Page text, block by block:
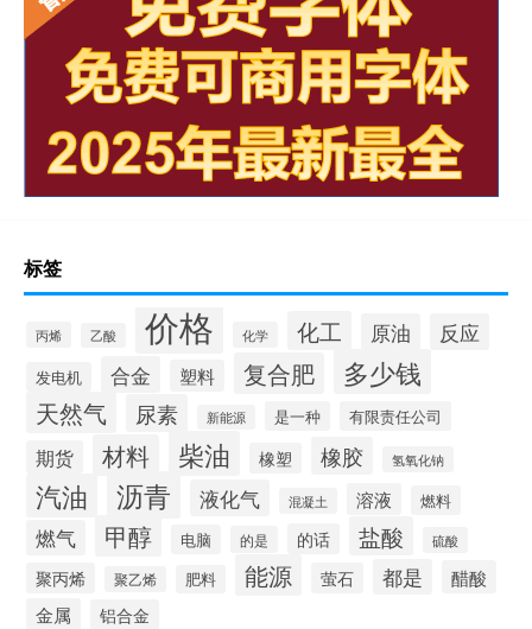
标签
丙烯 乙酸 价格 化学 化工 原油 反应
发电机 合金 塑料 复合肥 多少钱
天然气 尿素 新能源 是一种 有限责任公司
期货 材料 柴油 橡塑 橡胶 氢氧化钠
汽油 沥青 液化气 混凝土 溶液 燃料
燃气 甲醇 电脑 的是 的话 盐酸 硫酸
聚丙烯 聚乙烯 肥料 能源 萤石 都是 醋酸
金属 铝合金